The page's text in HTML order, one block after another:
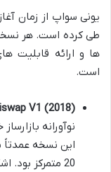
طی کرده است. هر
ها و ارائه قابلیت
است.
V1 (2018):
نوآورانه
20 متمرکز